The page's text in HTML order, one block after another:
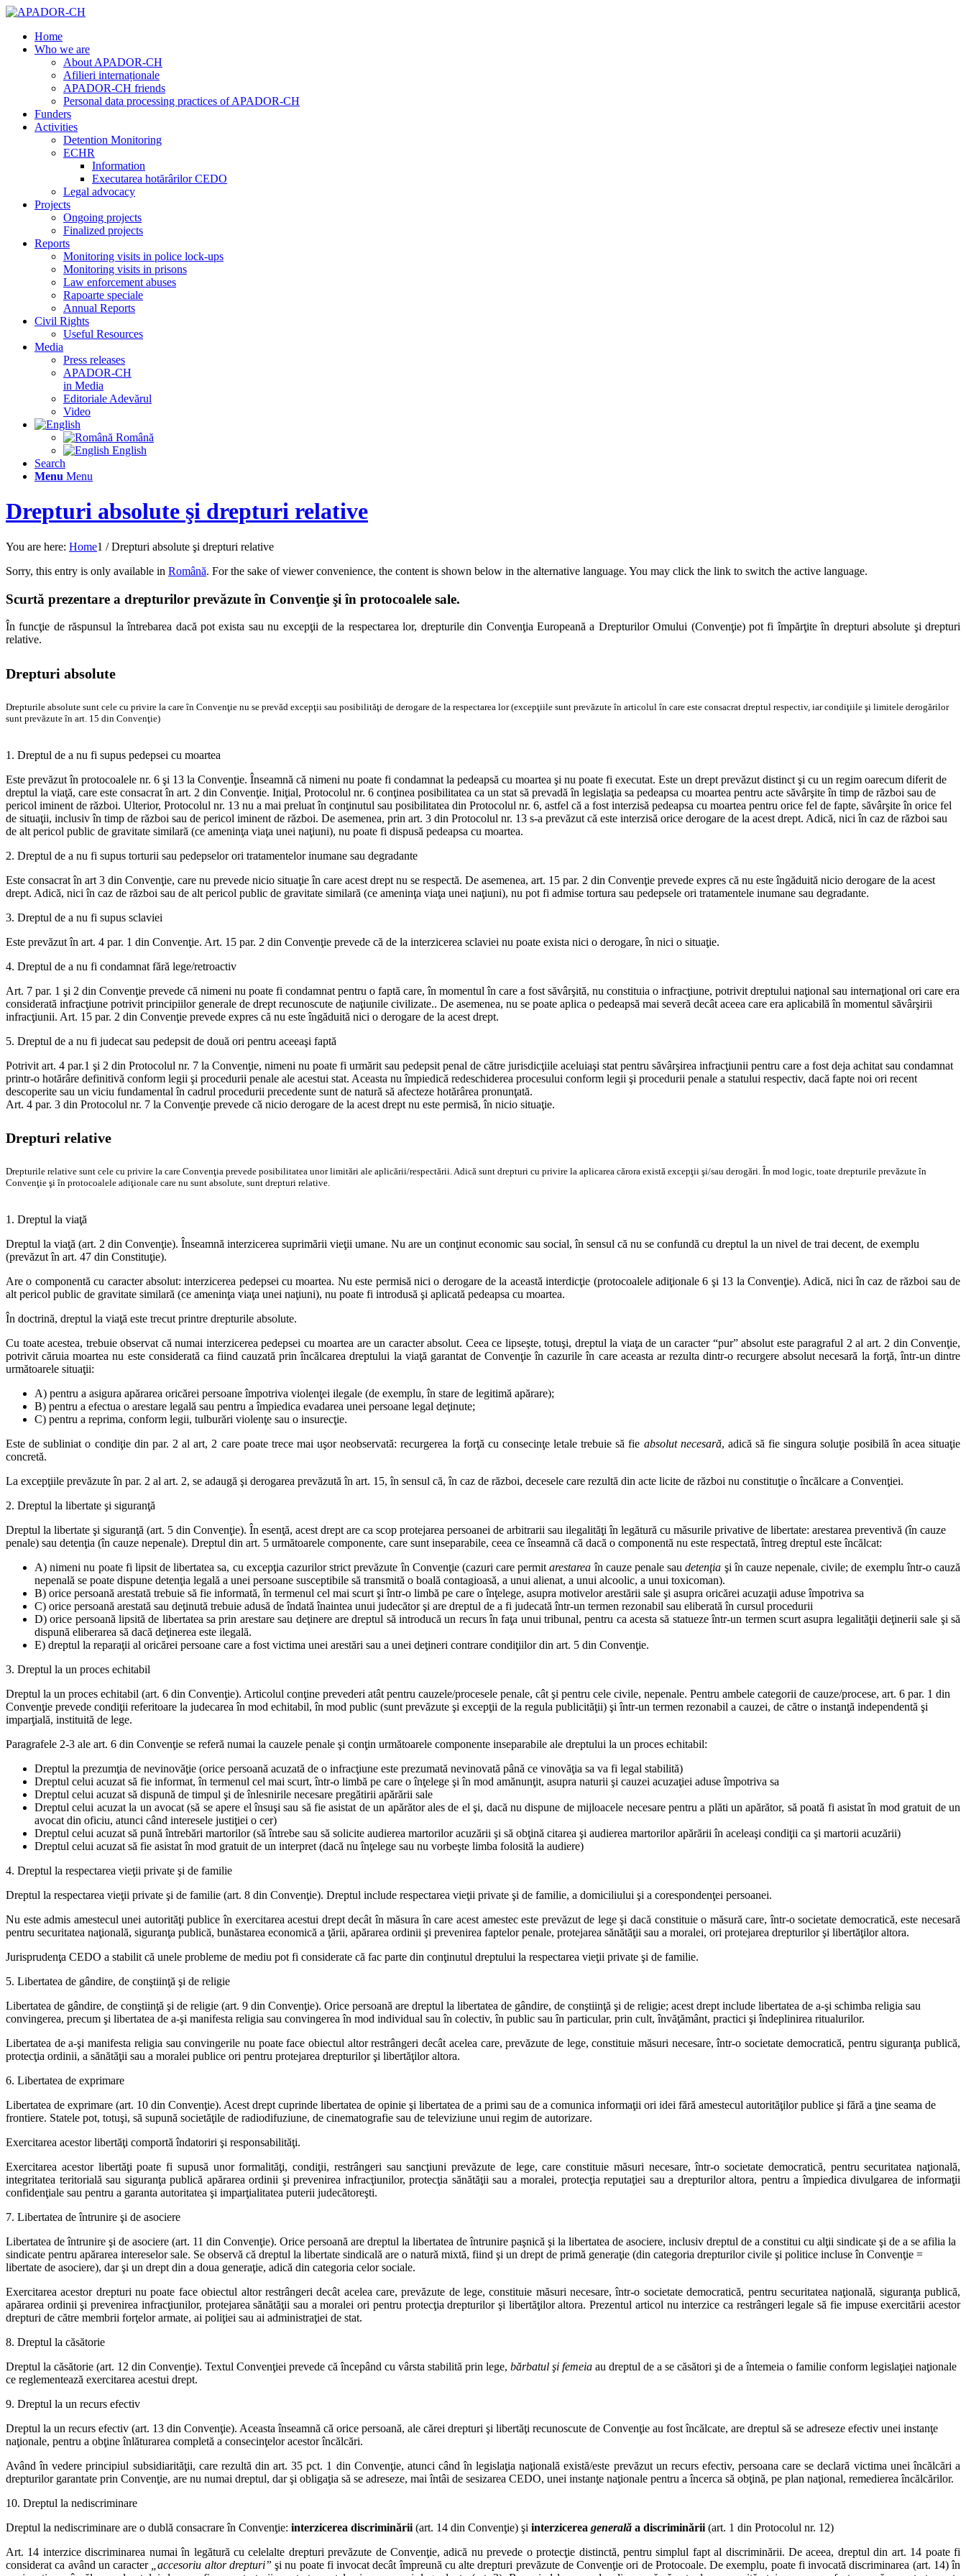
Home
Who we are
About APADOR-CH
Afilieri internaționale
APADOR-CH friends
Personal data processing practices of APADOR-CH
Funders
Activities
Detention Monitoring
ECHR
Information
Executarea hotărârilor CEDO
Legal advocacy
Projects
Ongoing projects
Finalized projects
Reports
Monitoring visits in police lock-ups
Monitoring visits in prisons
Law enforcement abuses
Rapoarte speciale
Annual Reports
Civil Rights
Useful Resources
Media
Press releases
APADOR-CH
in Media
Editoriale Adevărul
Video
Română
English
Search
Menu Menu
Drepturi absolute şi drepturi relative
You are here: Home1 / Drepturi absolute şi drepturi relative
Sorry, this entry is only available in Română. For the sake of viewer convenience, the content is shown below in the alternative language. You may click the link to switch the active language.
Scurtă prezentare a drepturilor prevăzute în Convenţie şi în protocoalele sale.
În funcţie de răspunsul la întrebarea dacă pot exista sau nu excepţii de la respectarea lor, drepturile din Convenţia Europeană a Drepturilor Omului (Convenţie) pot fi împărţite în drepturi absolute şi drepturi
relative.
Drepturi absolute
Drepturile absolute sunt cele cu privire la care în Convenţie nu se prevăd excepţii sau posibilităţi de derogare de la respectarea lor (excepţiile sunt prevăzute în articolul în care este consacrat dreptul respectiv, iar condiţiile şi limitele derogărilor
sunt prevăzute în art. 15 din Convenţie)
1. Dreptul de a nu fi supus pedepsei cu moartea
Este prevăzut în protocoalele nr. 6 şi 13 la Convenţie. Înseamnă că nimeni nu poate fi condamnat la pedeapsă cu moartea şi nu poate fi executat. Este un drept prevăzut distinct şi cu un regim oarecum diferit de
dreptul la viaţă, care este consacrat în art. 2 din Convenţie. Iniţial, Protocolul nr. 6 conţinea posibilitatea ca un stat să prevadă în legislaţia sa pedeapsa cu moartea pentru acte săvârşite în timp de război sau de
pericol iminent de război. Ulterior, Protocolul nr. 13 nu a mai preluat în conţinutul sau posibilitatea din Protocolul nr. 6, astfel că a fost interzisă pedeapsa cu moartea pentru orice fel de fapte, săvârşite în orice fel
de situaţii, inclusiv în timp de război sau de pericol iminent de război. De asemenea, prin art. 3 din Protocolul nr. 13 s-a prevăzut că este interzisă orice derogare de la acest drept. Adică, nici în caz de război sau
de alt pericol public de gravitate similară (ce ameninţa viaţa unei naţiuni), nu poate fi dispusă pedeapsa cu moartea.
2. Dreptul de a nu fi supus torturii sau pedepselor ori tratamentelor inumane sau degradante
Este consacrat în art 3 din Convenţie, care nu prevede nicio situaţie în care acest drept nu se respectă. De asemenea, art. 15 par. 2 din Convenţie prevede expres că nu este îngăduită nicio derogare de la acest
drept. Adică, nici în caz de război sau de alt pericol public de gravitate similară (ce ameninţa viaţa unei naţiuni), nu pot fi admise tortura sau pedepsele ori tratamentele inumane sau degradante.
3. Dreptul de a nu fi supus sclaviei
Este prevăzut în art. 4 par. 1 din Convenţie. Art. 15 par. 2 din Convenţie prevede că de la interzicerea sclaviei nu poate exista nici o derogare, în nici o situaţie.
4. Dreptul de a nu fi condamnat fără lege/retroactiv
Art. 7 par. 1 şi 2 din Convenţie prevede că nimeni nu poate fi condamnat pentru o faptă care, în momentul în care a fost săvârşită, nu constituia o infracţiune, potrivit dreptului naţional sau internaţional ori care era
considerată infracţiune potrivit principiilor generale de drept recunoscute de naţiunile civilizate.. De asemenea, nu se poate aplica o pedeapsă mai severă decât aceea care era aplicabilă în momentul săvârşirii
infracţiunii. Art. 15 par. 2 din Convenţie prevede expres că nu este îngăduită nici o derogare de la acest drept.
5. Dreptul de a nu fi judecat sau pedepsit de două ori pentru aceeaşi faptă
Potrivit art. 4 par.1 şi 2 din Protocolul nr. 7 la Convenţie, nimeni nu poate fi urmărit sau pedepsit penal de către jurisdicţiile aceluiaşi stat pentru săvârşirea infracţiunii pentru care a fost deja achitat sau condamnat
printr-o hotărâre definitivă conform legii şi procedurii penale ale acestui stat. Aceasta nu împiedică redeschiderea procesului conform legii şi procedurii penale a statului respectiv, dacă fapte noi ori recent
descoperite sau un viciu fundamental în cadrul procedurii precedente sunt de natură să afecteze hotărârea pronunţată.
Art. 4 par. 3 din Protocolul nr. 7 la Convenţie prevede că nicio derogare de la acest drept nu este permisă, în nicio situaţie.
Drepturi relative
Drepturile relative sunt cele cu privire la care Convenţia prevede posibilitatea unor limitări ale aplicării/respectării. Adică sunt drepturi cu privire la aplicarea cărora există excepţii şi/sau derogări. În mod logic, toate drepturile prevăzute în
Convenţie şi în protocoalele adiţionale care nu sunt absolute, sunt drepturi relative.
1. Dreptul la viaţă
Dreptul la viaţă (art. 2 din Convenţie). Înseamnă interzicerea suprimării vieţii umane. Nu are un conţinut economic sau social, în sensul că nu se confundă cu dreptul la un nivel de trai decent, de exemplu
(prevăzut în art. 47 din Constituţie).
Are o componentă cu caracter absolut: interzicerea pedepsei cu moartea. Nu este permisă nici o derogare de la această interdicţie (protocoalele adiţionale 6 şi 13 la Convenţie). Adică, nici în caz de război sau de
alt pericol public de gravitate similară (ce ameninţa viaţa unei naţiuni), nu poate fi introdusă şi aplicată pedeapsa cu moartea.
În doctrină, dreptul la viaţă este trecut printre drepturile absolute.
Cu toate acestea, trebuie observat că numai interzicerea pedepsei cu moartea are un caracter absolut. Ceea ce lipseşte, totuşi, dreptul la viaţa de un caracter “pur” absolut este paragraful 2 al art. 2 din Convenţie,
potrivit căruia moartea nu este considerată ca fiind cauzată prin încălcarea dreptului la viaţă garantat de Convenţie în cazurile în care aceasta ar rezulta dintr-o recurgere absolut necesară la forţă, într-un dintre
următoarele situaţii:
A) pentru a asigura apărarea oricărei persoane împotriva violenţei ilegale (de exemplu, în stare de legitimă apărare);
B) pentru a efectua o arestare legală sau pentru a împiedica evadarea unei persoane legal deţinute;
C) pentru a reprima, conform legii, tulburări violenţe sau o insurecţie.
Este de subliniat o condiţie din par. 2 al art, 2 care poate trece mai uşor neobservată: recurgerea la forţă cu consecinţe letale trebuie să fie absolut necesară, adică să fie singura soluţie posibilă în acea situaţie
concretă.
La excepţiile prevăzute în par. 2 al art. 2, se adaugă şi derogarea prevăzută în art. 15, în sensul că, în caz de război, decesele care rezultă din acte licite de război nu constituţie o încălcare a Convenţiei.
2. Dreptul la libertate şi siguranţă
Dreptul la libertate şi siguranţă (art. 5 din Convenţie). În esenţă, acest drept are ca scop protejarea persoanei de arbitrarii sau ilegalităţi în legătură cu măsurile privative de libertate: arestarea preventivă (în cauze
penale) sau detenţia (în cauze nepenale). Dreptul din art. 5 următoarele componente, care sunt inseparabile, ceea ce înseamnă că dacă o componentă nu este respectată, întreg dreptul este încălcat:
A) nimeni nu poate fi lipsit de libertatea sa, cu excepţia cazurilor strict prevăzute în Convenţie (cazuri care permitarestarea în cauze penale saudetenţia şi în cauze nepenale, civile; de exemplu într-o cauză
nepenală se poate dispune detenţia legală a unei persoane susceptibile să transmită o boală contagioasă, a unui alienat, a unui alcoolic, a unui toxicoman).
B) orice persoană arestată trebuie să fie informată, în termenul cel mai scurt şi într-o limbă pe care o înţelege, asupra motivelor arestării sale şi asupra oricărei acuzaţii aduse împotriva sa
C) orice persoană arestată sau deţinută trebuie adusă de îndată înaintea unui judecător şi are dreptul de a fi judecată într-un termen rezonabil sau eliberată în cursul procedurii
D) orice persoană lipsită de libertatea sa prin arestare sau deţinere are dreptul să introducă un recurs în faţa unui tribunal, pentru ca acesta să statueze într-un termen scurt asupra legalităţii deţinerii sale şi să
dispună eliberarea să dacă deţinerea este ilegală.
E) dreptul la reparaţii al oricărei persoane care a fost victima unei arestări sau a unei deţineri contrare condiţiilor din art. 5 din Convenţie.
3. Dreptul la un proces echitabil
Dreptul la un proces echitabil (art. 6 din Convenţie). Articolul conţine prevederi atât pentru cauzele/procesele penale, cât şi pentru cele civile, nepenale. Pentru ambele categorii de cauze/procese, art. 6 par. 1 din
Convenţie prevede condiţii referitoare la judecarea în mod echitabil, în mod public (sunt prevăzute şi excepţii de la regula publicităţii) şi într-un termen rezonabil a cauzei, de către o instanţă independentă şi
imparţială, instituită de lege.
Paragrafele 2-3 ale art. 6 din Convenţie se referă numai la cauzele penale şi conţin următoarele componente inseparabile ale dreptului la un proces echitabil:
Dreptul la prezumţia de nevinovăţie (orice persoană acuzată de o infracţiune este prezumată nevinovată până ce vinovăţia sa va fi legal stabilită)
Dreptul celui acuzat să fie informat, în termenul cel mai scurt, într-o limbă pe care o înţelege şi în mod amănunţit, asupra naturii şi cauzei acuzaţiei aduse împotriva sa
Dreptul celui acuzat să dispună de timpul şi de înlesnirile necesare pregătirii apărării sale
Dreptul celui acuzat la un avocat (să se apere el însuşi sau să fie asistat de un apărător ales de el şi, dacă nu dispune de mijloacele necesare pentru a plăti un apărător, să poată fi asistat în mod gratuit de un
avocat din oficiu, atunci când interesele justiţiei o cer)
Dreptul celui acuzat să pună întrebări martorilor (să întrebe sau să solicite audierea martorilor acuzării şi să obţină citarea şi audierea martorilor apărării în aceleaşi condiţii ca şi martorii acuzării)
Dreptul celui acuzat să fie asistat în mod gratuit de un interpret (dacă nu înţelege sau nu vorbeşte limba folosită la audiere)
4. Dreptul la respectarea vieţii private şi de familie
Dreptul la respectarea vieţii private şi de familie (art. 8 din Convenţie). Dreptul include respectarea vieţii private şi de familie, a domiciliului şi a corespondenţei persoanei.
Nu este admis amestecul unei autorităţi publice în exercitarea acestui drept decât în măsura în care acest amestec este prevăzut de lege şi dacă constituie o măsură care, într-o societate democratică, este necesară
pentru securitatea naţională, siguranţa publică, bunăstarea economică a ţării, apărarea ordinii şi prevenirea faptelor penale, protejarea sănătăţii sau a moralei, ori protejarea drepturilor şi libertăţilor altora.
Jurisprudenţa CEDO a stabilit că unele probleme de mediu pot fi considerate că fac parte din conţinutul dreptului la respectarea vieţii private şi de familie.
5. Libertatea de gândire, de conştiinţă şi de religie
Libertatea de gândire, de conştiinţă şi de religie (art. 9 din Convenţie). Orice persoană are dreptul la libertatea de gândire, de conştiinţă şi de religie; acest drept include libertatea de a-şi schimba religia sau
convingerea, precum şi libertatea de a-şi manifesta religia sau convingerea în mod individual sau în colectiv, în public sau în particular, prin cult, învăţământ, practici şi îndeplinirea ritualurilor.
Libertatea de a-şi manifesta religia sau convingerile nu poate face obiectul altor restrângeri decât acelea care, prevăzute de lege, constituie măsuri necesare, într-o societate democratică, pentru siguranţa publică,
protecţia ordinii, a sănătăţii sau a moralei publice ori pentru protejarea drepturilor şi libertăţilor altora.
6. Libertatea de exprimare
Libertatea de exprimare (art. 10 din Convenţie). Acest drept cuprinde libertatea de opinie şi libertatea de a primi sau de a comunica informaţii ori idei fără amestecul autorităţilor publice şi fără a ţine seama de
frontiere. Statele pot, totuşi, să supună societăţile de radiodifuziune, de cinematografie sau de televiziune unui regim de autorizare.
Exercitarea acestor libertăţi comportă îndatoriri şi responsabilităţi.
Exercitarea acestor libertăţi poate fi supusă unor formalităţi, condiţii, restrângeri sau sancţiuni prevăzute de lege, care constituie măsuri necesare, într-o societate democratică, pentru securitatea naţională,
integritatea teritorială sau siguranţa publică apărarea ordinii şi prevenirea infracţiunilor, protecţia sănătăţii sau a moralei, protecţia reputaţiei sau a drepturilor altora, pentru a împiedica divulgarea de informaţii
confidenţiale sau pentru a garanta autoritatea şi imparţialitatea puterii judecătoreşti.
7. Libertatea de întrunire şi de asociere
Libertatea de întrunire şi de asociere (art. 11 din Convenţie). Orice persoană are dreptul la libertatea de întrunire paşnică şi la libertatea de asociere, inclusiv dreptul de a constitui cu alţii sindicate şi de a se afilia la
sindicate pentru apărarea intereselor sale. Se observă că dreptul la libertate sindicală are o natură mixtă, fiind şi un drept de primă generaţie (din categoria drepturilor civile şi politice incluse în Convenţie =
libertate de asociere), dar şi un drept din a doua generaţie, adică din categoria celor sociale.
Exercitarea acestor drepturi nu poate face obiectul altor restrângeri decât acelea care, prevăzute de lege, constituie măsuri necesare, într-o societate democratică, pentru securitatea naţională, siguranţa publică,
apărarea ordinii şi prevenirea infracţiunilor, protejarea sănătăţii sau a moralei ori pentru protecţia drepturilor şi libertăţilor altora. Prezentul articol nu interzice ca restrângeri legale să fie impuse exercitării acestor
drepturi de către membrii forţelor armate, ai poliţiei sau ai administraţiei de stat.
8. Dreptul la căsătorie
Dreptul la căsătorie (art. 12 din Convenţie). Textul Convenţiei prevede că începând cu vârsta stabilită prin lege, bărbatul şi femeia au dreptul de a se căsători şi de a întemeia o familie conform legislaţiei naţionale
ce reglementează exercitarea acestui drept.
9. Dreptul la un recurs efectiv
Dreptul la un recurs efectiv (art. 13 din Convenţie). Aceasta înseamnă că orice persoană, ale cărei drepturi şi libertăţi recunoscute de Convenţie au fost încălcate, are dreptul să se adreseze efectiv unei instanţe
naţionale, pentru a obţine înlăturarea completă a consecinţelor acestor încălcări.
Având în vedere principiul subsidiarităţii, care rezultă din art. 35 pct. 1 din Convenţie, atunci când în legislaţia naţională există/este prevăzut un recurs efectiv, persoana care se declară victima unei încălcări a
drepturilor garantate prin Convenţie, are nu numai dreptul, dar şi obligaţia să se adreseze, mai întâi de sesizarea CEDO, unei instanţe naţionale pentru a încerca să obţină, pe plan naţional, remedierea încălcărilor.
10. Dreptul la nediscriminare
Dreptul la nediscriminare are o dublă consacrare în Convenţie: interzicerea discriminării (art. 14 din Convenţie) şi interzicerea generală a discriminării (art. 1 din Protocolul nr. 12)
Art. 14 interzice discriminarea numai în legătură cu celelalte drepturi prevăzute de Convenţie, adică nu prevede o protecţie distinctă, pentru simplul fapt al discriminării. De aceea, dreptul din art. 14 poate fi
considerat ca având un caracter
„accesoriu altor drepturi” şi nu poate fi invocat decât împreună cu alte drepturi prevăzute de Convenţie ori de Protocoale. De exemplu, poate fi invocată discriminarea (art. 14) în